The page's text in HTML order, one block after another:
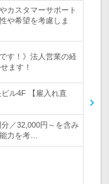
カスタマーサポート
や希望を考慮しま
す！》法人営業の経
ます！
ル4F 【雇入れ直
／32,000円～を含み
力を考…